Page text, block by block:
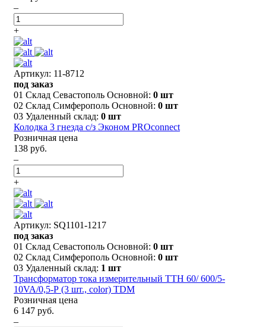
–
+
Артикул: 11-8712
под заказ
01 Склад Севастополь Основной: 0 шт
02 Склад Симферополь Основной: 0 шт
03 Удаленный склад: 0 шт
Колодка 3 гнезда с/з Эконом PROconnect
Розничная цена
138 руб.
–
+
Артикул: SQ1101-1217
под заказ
01 Склад Севастополь Основной: 0 шт
02 Склад Симферополь Основной: 0 шт
03 Удаленный склад: 1 шт
Трансформатор тока измерительный ТТН 60/ 600/5-
10VA/0,5-Р (3 шт., color) TDM
Розничная цена
6 147 руб.
–